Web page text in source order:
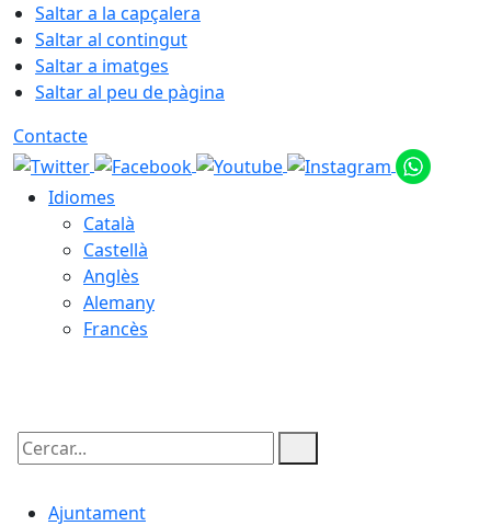
Saltar a la capçalera
Saltar al contingut
Saltar a imatges
Saltar al peu de pàgina
Contacte
Idiomes
Català
Castellà
Anglès
Alemany
Francès
Cercar:
Ajuntament